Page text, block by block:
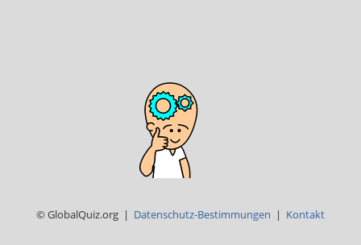
© GlobalQuiz.org | Datenschutz-Bestimmungen | Kontakt